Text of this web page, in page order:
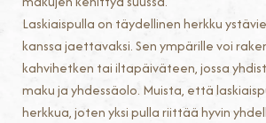
Laskiaispulla on täydellinen herkku
kanssa jaettavaksi. Sen ympärille voi
kahvihetken tai iltapäiväteen, jossa
maku ja yhdessäolo. Muista, että
herkkua, joten yksi pulla riittää hyvin